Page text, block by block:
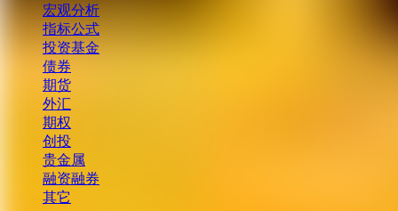
宏观分析
指标公式
投资基金
债券
期货
外汇
期权
创投
贵金属
融资融券
其它